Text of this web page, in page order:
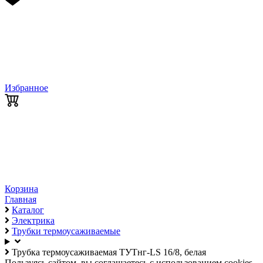
Избранное
Корзина
Главная
Каталог
Электрика
Трубки термоусаживаемые
Трубка термоусаживаемая ТУТнг-LS 16/8, белая